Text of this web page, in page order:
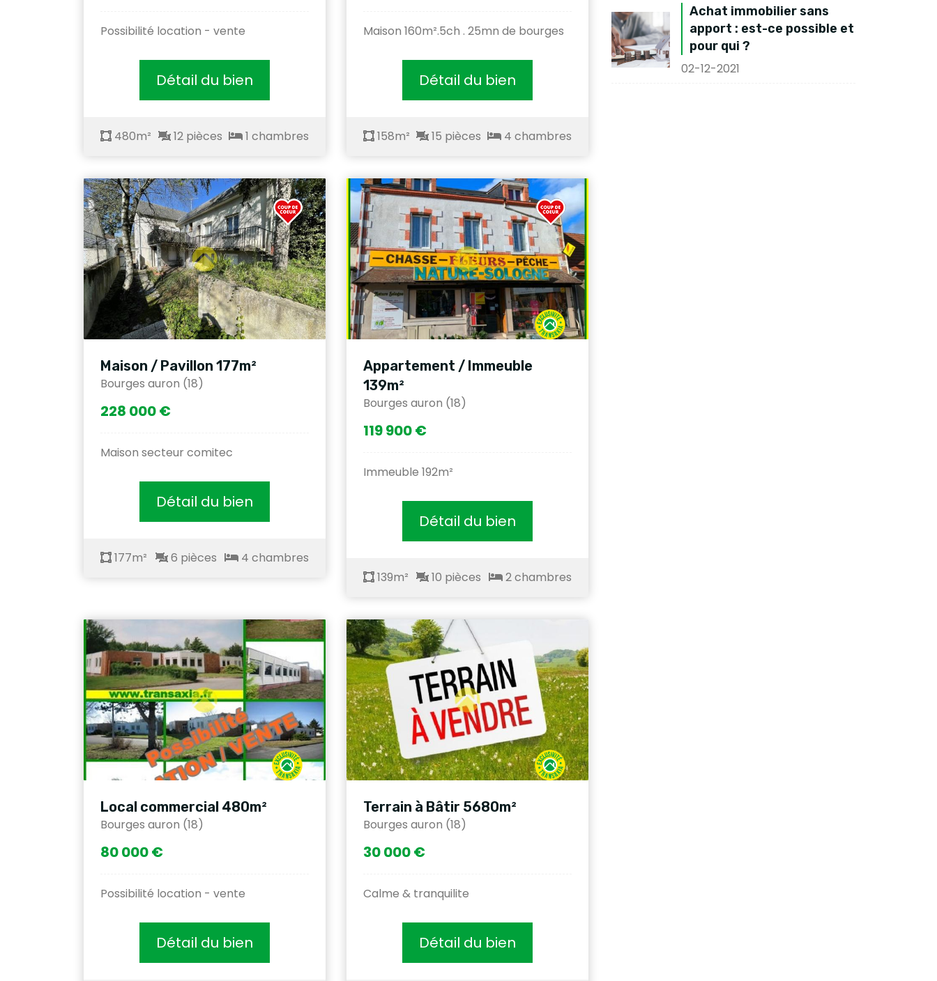
Possibilité location - vente
Détail du bien
480m² 12 pièces 1 chambres
Maison 160m².5ch . 25mn de bourges
Détail du bien
158m² 15 pièces 4 chambres
Maison / Pavillon 177m²
Bourges auron (18)
228 000 €
Maison secteur comitec
Détail du bien
177m² 6 pièces 4 chambres
Appartement / Immeuble
139m²
Bourges auron (18)
119 900 €
Immeuble 192m²
Détail du bien
139m² 10 pièces 2 chambres
Local commercial 480m²
Bourges auron (18)
80 000 €
Possibilité location - vente
Détail du bien
Terrain à Bâtir 5680m²
Bourges auron (18)
30 000 €
Calme & tranquilite
Détail du bien
Achat immobilier sans
apport : est-ce possible et
pour qui ?
02-12-2021